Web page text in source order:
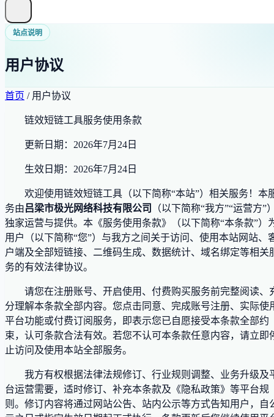
我的链接
信息聚合页
二维码
登录
站点说明
用户协议
首页 / 用户协议
链效短链工具服务使用条款
更新日期：2026年7月24日
生效日期：2026年7月24日
欢迎使用链效短链工具（以下简称“本站”）相关服务！本
务由吕梁市极光网络科技有限公司
（以下简称“我方”“运营方”
独家运营与提供。本《服务使用条款》（以下简称“本条款”）
用户（以下简称“您”）与我方之间关于访问、使用本站网站、
户端及全部短链接、二维码生成、数据统计、域名绑定等相关
务的有效法律协议。
请您在注册账号、开启使用、付费购买服务前完整阅读、
分理解本条款全部内容。您点击同意、完成账号注册、实际使
平台功能或付费订阅服务，即表示您已自愿接受本条款全部约
束，认可条款合法有效。若您不认可本条款任意内容，请立即
止访问及使用本站全部服务。
我方有权根据法律法规修订、行业规则调整、业务升级及
台运营需要，适时修订、补充本条款及《隐私政策》等平台规
则。修订内容将通过网站公告、站内公示等方式告知用户，自